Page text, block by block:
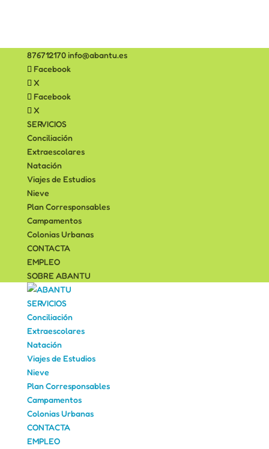
876712170info@abantu.es
Facebook
X
Facebook
X
SERVICIOS
Conciliación
Extraescolares
Natación
Viajes de Estudios
Nieve
Plan Corresponsables
Campamentos
Colonias Urbanas
CONTACTA
EMPLEO
SOBRE ABANTU
SERVICIOS
Conciliación
Extraescolares
Natación
Viajes de Estudios
Nieve
Plan Corresponsables
Campamentos
Colonias Urbanas
CONTACTA
EMPLEO